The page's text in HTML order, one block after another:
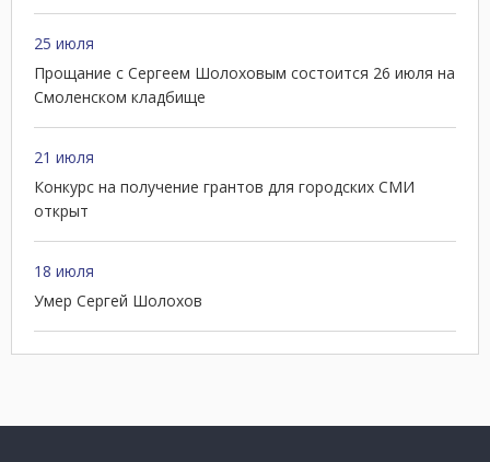
25 июля
Прощание с Сергеем Шолоховым состоится 26 июля на
Смоленском кладбище
21 июля
Конкурс на получение грантов для городских СМИ
открыт
18 июля
Умер Сергей Шолохов